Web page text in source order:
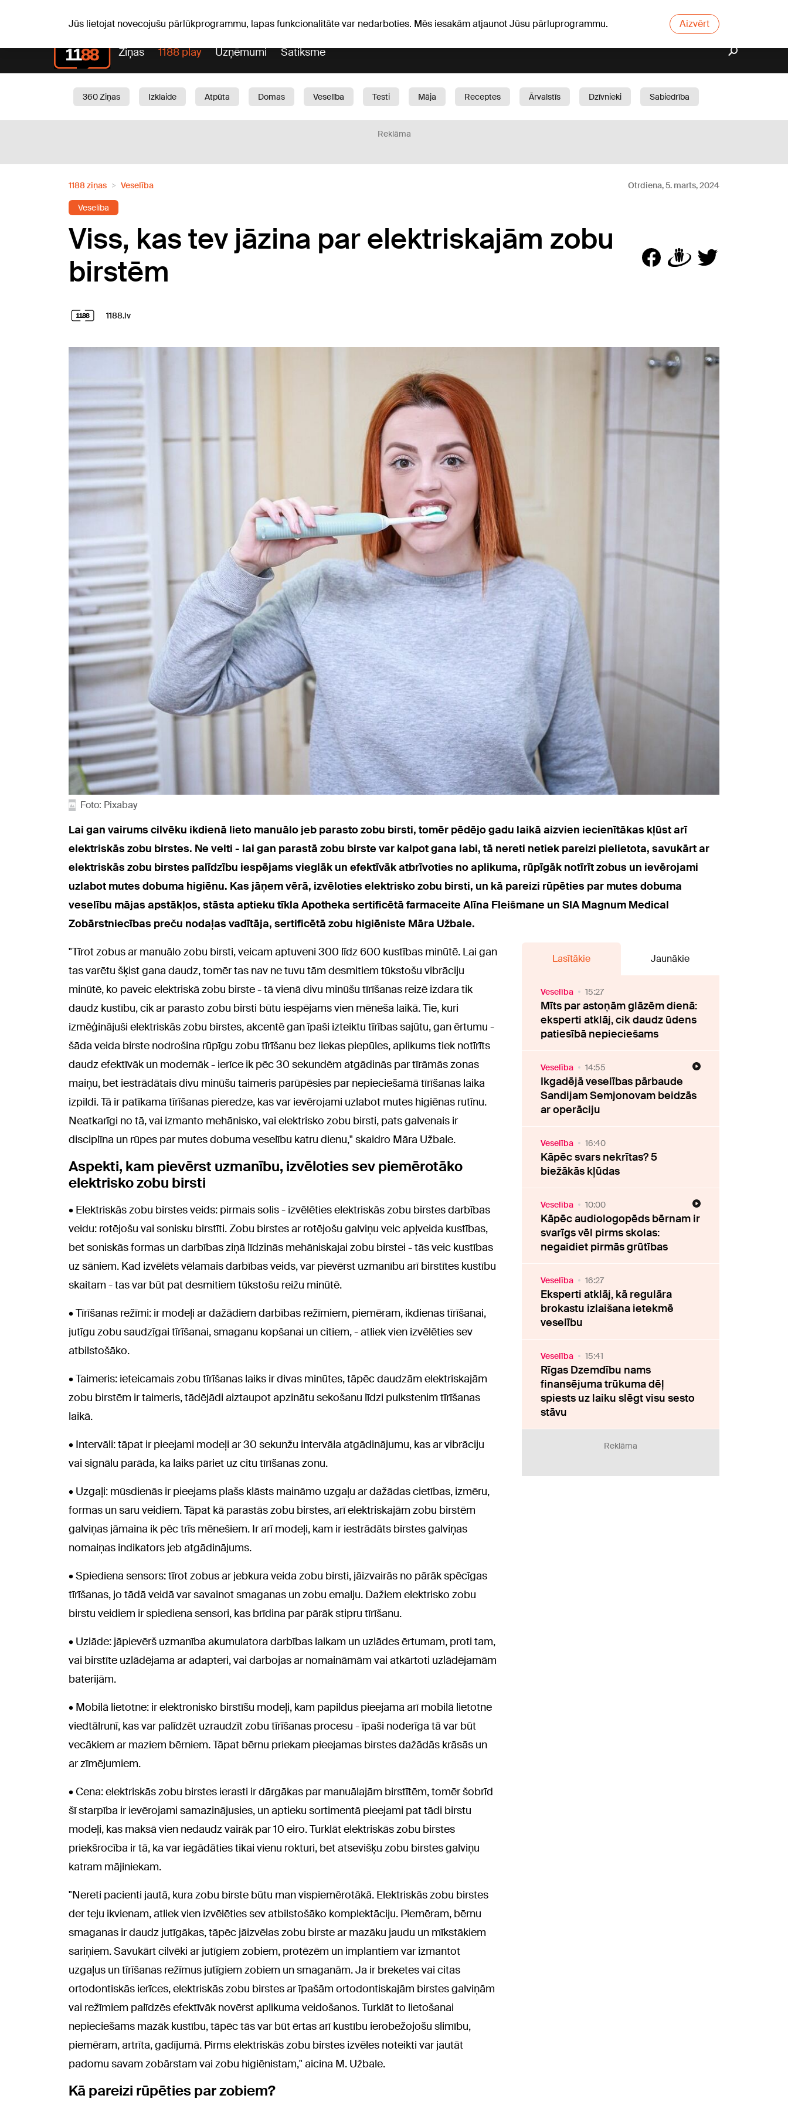
Jūs lietojat novecojušu pārlūkprogrammu, lapas funkcionalitāte var nedarboties. Mēs iesakām atjaunot Jūsu pārluprogrammu. Aizvērt
Ziņas 1188 play Uzņēmumi Satiksme
360 Ziņas Izklaide Atpūta Domas Veselība Testi Māja Receptes Ārvalstīs Dzīvnieki
Sabiedrība
Reklāma
1188 ziņas Veselība Otrdiena, 5. marts, 2024
Veselība
Viss, kas tev jāzina par elektriskajām zobu
birstēm
1188.lv
Foto: Pixabay
Lai gan vairums cilvēku ikdienā lieto manuālo jeb parasto zobu birsti, tomēr pēdējo gadu laikā aizvien iecienītākas kļūst arī
elektriskās zobu birstes. Ne velti - lai gan parastā zobu birste var kalpot gana labi, tā nereti netiek pareizi pielietota, savukārt ar
elektriskās zobu birstes palīdzību iespējams vieglāk un efektīvāk atbrīvoties no aplikuma, rūpīgāk notīrīt zobus un ievērojami
uzlabot mutes dobuma higiēnu. Kas jāņem vērā, izvēloties elektrisko zobu birsti, un kā pareizi rūpēties par mutes dobuma
veselību mājas apstākļos, stāsta aptieku tīkla Apotheka sertificētā farmaceite Alīna Fleišmane un SIA Magnum Medical
Zobārstniecības preču nodaļas vadītāja, sertificētā zobu higiēniste Māra Užbale.
"Tīrot zobus ar manuālo zobu birsti, veicam aptuveni 300 līdz 600 kustības minūtē. Lai gan
tas varētu šķist gana daudz, tomēr tas nav ne tuvu tām desmitiem tūkstošu vibrāciju
minūtē, ko paveic elektriskā zobu birste - tā vienā divu minūšu tīrīšanas reizē izdara tik
daudz kustību, cik ar parasto zobu birsti būtu iespējams vien mēneša laikā. Tie, kuri
izmēģinājuši elektriskās zobu birstes, akcentē gan īpaši izteiktu tīrības sajūtu, gan ērtumu -
šāda veida birste nodrošina rūpīgu zobu tīrīšanu bez liekas piepūles, aplikums tiek notīrīts
daudz efektīvāk un modernāk - ierīce ik pēc 30 sekundēm atgādinās par tīrāmās zonas
maiņu, bet iestrādātais divu minūšu taimeris parūpēsies par nepieciešamā tīrīšanas laika
izpildi. Tā ir patīkama tīrīšanas pieredze, kas var ievērojami uzlabot mutes higiēnas rutīnu.
Neatkarīgi no tā, vai izmanto mehānisko, vai elektrisko zobu birsti, pats galvenais ir
disciplīna un rūpes par mutes dobuma veselību katru dienu," skaidro Māra Užbale.
Aspekti, kam pievērst uzmanību, izvēloties sev piemērotāko
elektrisko zobu birsti
• Elektriskās zobu birstes veids: pirmais solis - izvēlēties elektriskās zobu birstes darbības
veidu: rotējošu vai sonisku birstīti. Zobu birstes ar rotējošu galviņu veic apļveida kustības,
bet soniskās formas un darbības ziņā līdzinās mehāniskajai zobu birstei - tās veic kustības
uz sāniem. Kad izvēlēts vēlamais darbības veids, var pievērst uzmanību arī birstītes kustību
skaitam - tas var būt pat desmitiem tūkstošu reižu minūtē.
• Tīrīšanas režīmi: ir modeļi ar dažādiem darbības režīmiem, piemēram, ikdienas tīrīšanai,
jutīgu zobu saudzīgai tīrīšanai, smaganu kopšanai un citiem, - atliek vien izvēlēties sev
atbilstošāko.
• Taimeris: ieteicamais zobu tīrīšanas laiks ir divas minūtes, tāpēc daudzām elektriskajām
zobu birstēm ir taimeris, tādējādi aiztaupot apzinātu sekošanu līdzi pulkstenim tīrīšanas
laikā.
• Intervāli: tāpat ir pieejami modeļi ar 30 sekunžu intervāla atgādinājumu, kas ar vibrāciju
vai signālu parāda, ka laiks pāriet uz citu tīrīšanas zonu.
• Uzgaļi: mūsdienās ir pieejams plašs klāsts maināmo uzgaļu ar dažādas cietības, izmēru,
formas un saru veidiem. Tāpat kā parastās zobu birstes, arī elektriskajām zobu birstēm
galviņas jāmaina ik pēc trīs mēnešiem. Ir arī modeļi, kam ir iestrādāts birstes galviņas
nomaiņas indikators jeb atgādinājums.
• Spiediena sensors: tīrot zobus ar jebkura veida zobu birsti, jāizvairās no pārāk spēcīgas
tīrīšanas, jo tādā veidā var savainot smaganas un zobu emalju. Dažiem elektrisko zobu
birstu veidiem ir spiediena sensori, kas brīdina par pārāk stipru tīrīšanu.
• Uzlāde: jāpievērš uzmanība akumulatora darbības laikam un uzlādes ērtumam, proti tam,
vai birstīte uzlādējama ar adapteri, vai darbojas ar nomaināmām vai atkārtoti uzlādējamām
baterijām.
• Mobilā lietotne: ir elektronisko birstīšu modeļi, kam papildus pieejama arī mobilā lietotne
viedtālrunī, kas var palīdzēt uzraudzīt zobu tīrīšanas procesu - īpaši noderīga tā var būt
vecākiem ar maziem bērniem. Tāpat bērnu priekam pieejamas birstes dažādās krāsās un
ar zīmējumiem.
• Cena: elektriskās zobu birstes ierasti ir dārgākas par manuālajām birstītēm, tomēr šobrīd
šī starpība ir ievērojami samazinājusies, un aptieku sortimentā pieejami pat tādi birstu
modeļi, kas maksā vien nedaudz vairāk par 10 eiro. Turklāt elektriskās zobu birstes
priekšrocība ir tā, ka var iegādāties tikai vienu rokturi, bet atsevišķu zobu birstes galviņu
katram mājiniekam.
"Nereti pacienti jautā, kura zobu birste būtu man vispiemērotākā. Elektriskās zobu birstes
der teju ikvienam, atliek vien izvēlēties sev atbilstošāko komplektāciju. Piemēram, bērnu
smaganas ir daudz jutīgākas, tāpēc jāizvēlas zobu birste ar mazāku jaudu un mīkstākiem
sariņiem. Savukārt cilvēki ar jutīgiem zobiem, protēzēm un implantiem var izmantot
uzgaļus un tīrīšanas režīmus jutīgiem zobiem un smaganām. Ja ir breketes vai citas
ortodontiskās ierīces, elektriskās zobu birstes ar īpašām ortodontiskajām birstes galviņām
vai režīmiem palīdzēs efektīvāk novērst aplikuma veidošanos. Turklāt to lietošanai
nepieciešams mazāk kustību, tāpēc tās var būt ērtas arī kustību ierobežojošu slimību,
piemēram, artrīta, gadījumā. Pirms elektriskās zobu birstes izvēles noteikti var jautāt
padomu savam zobārstam vai zobu higiēnistam," aicina M. Užbale.
Kā pareizi rūpēties par zobiem?
Lasītākie Jaunākie
Veselība 15:27
Mīts par astoņām glāzēm dienā:
eksperti atklāj, cik daudz ūdens
patiesībā nepieciešams
Veselība 14:55
Ikgadējā veselības pārbaude
Sandijam Semjonovam beidzās
ar operāciju
Veselība 16:40
Kāpēc svars nekrītas? 5
biežākās kļūdas
Veselība 10:00
Kāpēc audiologopēds bērnam ir
svarīgs vēl pirms skolas:
negaidiet pirmās grūtības
Veselība 16:27
Eksperti atklāj, kā regulāra
brokastu izlaišana ietekmē
veselību
Veselība 15:41
Rīgas Dzemdību nams
finansējuma trūkuma dēļ
spiests uz laiku slēgt visu sesto
stāvu
Reklāma